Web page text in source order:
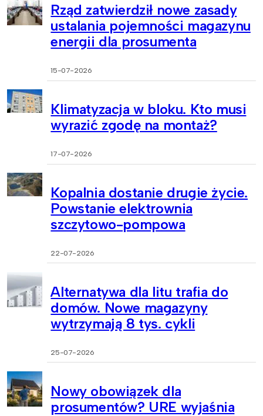
Rząd zatwierdził nowe zasady
ustalania pojemności magazynu
energii dla prosumenta
15-07-2026
Klimatyzacja w bloku. Kto musi
wyrazić zgodę na montaż?
17-07-2026
Kopalnia dostanie drugie życie.
Powstanie elektrownia
szczytowo-pompowa
22-07-2026
Alternatywa dla litu trafia do
domów. Nowe magazyny
wytrzymają 8 tys. cykli
25-07-2026
Nowy obowiązek dla
prosumentów? URE wyjaśnia